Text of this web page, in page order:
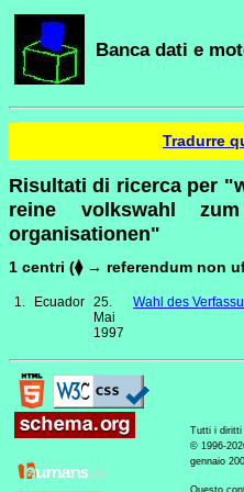
Banca dati e
Tradurre
Risultati di ricerca per
reine volkswahl
organisationen"
1 centri (⧫ → referendum non
1. Ecuador 25.
Mai
1997
Wahl des
Tutti i diritti
© 1996-
gennaio